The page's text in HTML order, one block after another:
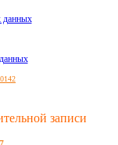
данных
записи